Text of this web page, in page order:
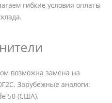
гибкие условия оплаты
возможна замена на
Зарубежные аналоги:
50 (США).